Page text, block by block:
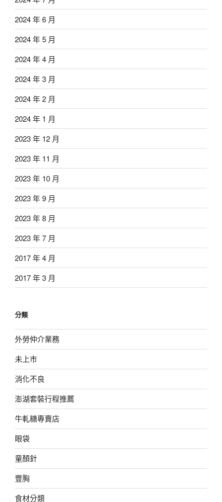
2024 年 6 月
2024 年 5 月
2024 年 4 月
2024 年 3 月
2024 年 2 月
2024 年 1 月
2023 年 12 月
2023 年 11 月
2023 年 10 月
2023 年 9 月
2023 年 8 月
2023 年 7 月
2017 年 4 月
2017 年 3 月
分類
外勞仲介業務
未上市
消化不良
澎湖套裝行程推薦
牛軋糖專賣店
眼袋
童顏針
豐胸
食材分類